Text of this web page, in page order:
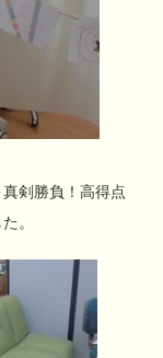
剣勝負！高得点
。